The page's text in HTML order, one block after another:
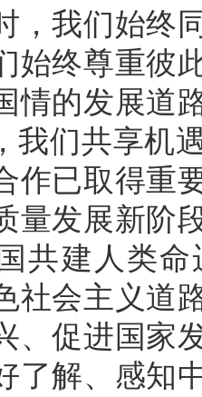
，我们始终
始终尊重彼
情的发展道
我们共享机
作已取得重
量发展新阶
共建人类
社会主义道
、促进国家
了解、感知